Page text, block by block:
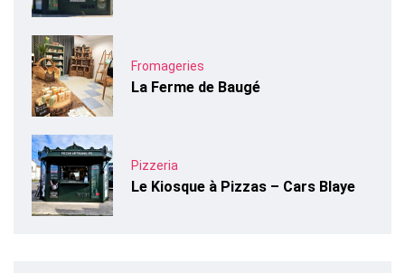
Fromageries
La Ferme de Baugé
Pizzeria
Le Kiosque à Pizzas – Cars Blaye